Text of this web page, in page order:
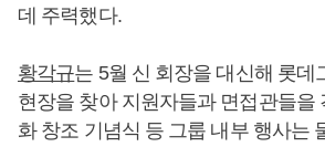
데 주력했다.
황각규는 5월 신 회장을 대신해 롯데
현장을 찾아 지원자들과 면접관들을
화 창조 기념식 등 그룹 내부 행사는